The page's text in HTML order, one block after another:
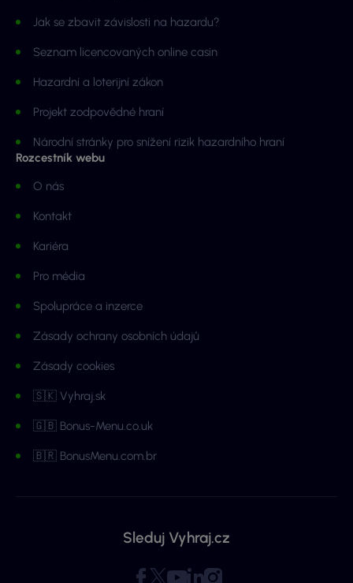
Jak se zbavit závislosti na hazardu?
Seznam licencovaných online casin
Hazardní a loterijní zákon
Projekt zodpovědné hraní
Národní stránky pro snížení rizik hazardního hraní
Rozcestník webu
O nás
Kontakt
Kariéra
Pro média
Spolupráce a inzerce
Zásady ochrany osobních údajů
Zásady cookies
🇸🇰 Vyhraj.sk
🇬🇧 Bonus-Menu.co.uk
🇧🇷 BonusMenu.com.br
Sleduj Vyhraj.cz